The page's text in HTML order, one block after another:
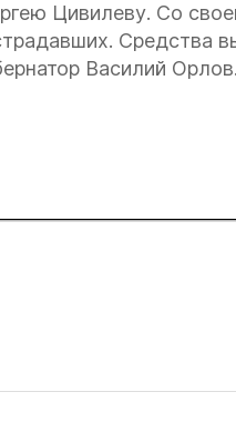
Цивилеву. Со
Средства
Василий Орлов.